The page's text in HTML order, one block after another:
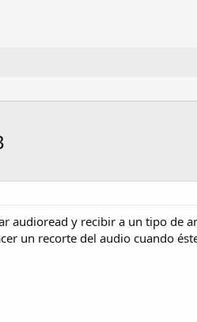
audioread y recibir a un tipo de
un recorte del audio cuando